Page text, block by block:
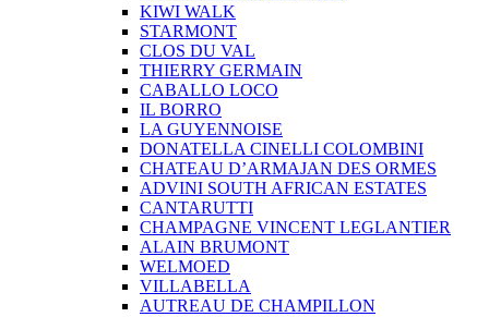
KIWI WALK
STARMONT
CLOS DU VAL
THIERRY GERMAIN
CABALLO LOCO
IL BORRO
LA GUYENNOISE
DONATELLA CINELLI COLOMBINI
CHATEAU D’ARMAJAN DES ORMES
ADVINI SOUTH AFRICAN ESTATES
CANTARUTTI
CHAMPAGNE VINCENT LEGLANTIER
ALAIN BRUMONT
WELMOED
VILLABELLA
AUTREAU DE CHAMPILLON